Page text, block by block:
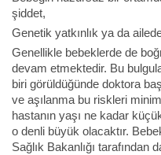
şiddet,
Genetik yatkınlık ya da
Genellikle bebeklerde de
devam etmektedir. Bu
biri görüldüğünde doktora
ve aşılanma bu riskleri
hastanın yaşı ne kadar
o denli büyük olacaktır.
Sağlık Bakanlığı tarafından